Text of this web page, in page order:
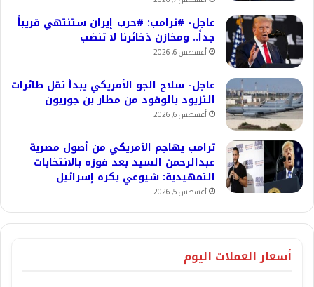
عاجل- #ترامب: #حرب_إيران ستنتهي قريباً
جداً.. ومخازن ذخائرنا لا تنضب
أغسطس 6, 2026
عاجل- سلاح الجو الأمريكي يبدأ نقل طائرات
التزيود بالوقود من مطار بن جوريون
أغسطس 6, 2026
ترامب يهاجم الأمريكي من أصول مصرية
عبدالرحمن السيد بعد فوزه بالانتخابات
التمهيدية: شيوعي يكره إسرائيل
أغسطس 5, 2026
أسعار العملات اليوم